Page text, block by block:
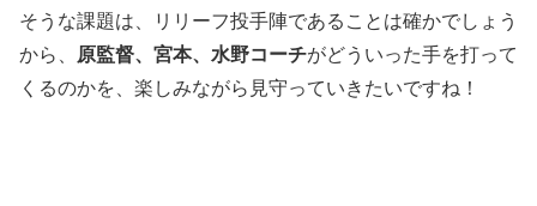
そうな課題は、リリーフ投手陣であることは確かでしょう
から、 原監督、宮本、水野コーチがどういった手を打って
くるのかを、楽しみながら見守っていきたいですね！